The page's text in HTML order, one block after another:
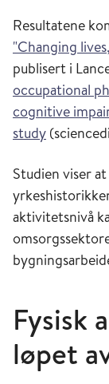
Resultatene
"Changing
publisert i
occupational
cognitive
study
Studien viser
aktivitetsnivå
Fysisk
løpet